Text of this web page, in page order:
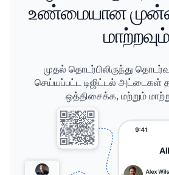
உண்மையான
மாற்றவும்
முதல் தொடர்பிலிருந்து
செய்யப்பட்ட டிஜிட்டல் அட்டைகள்
ஒத்திசைக்க, மற்றும்